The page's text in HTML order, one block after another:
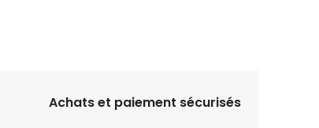
Achats et paiement sécurisés​